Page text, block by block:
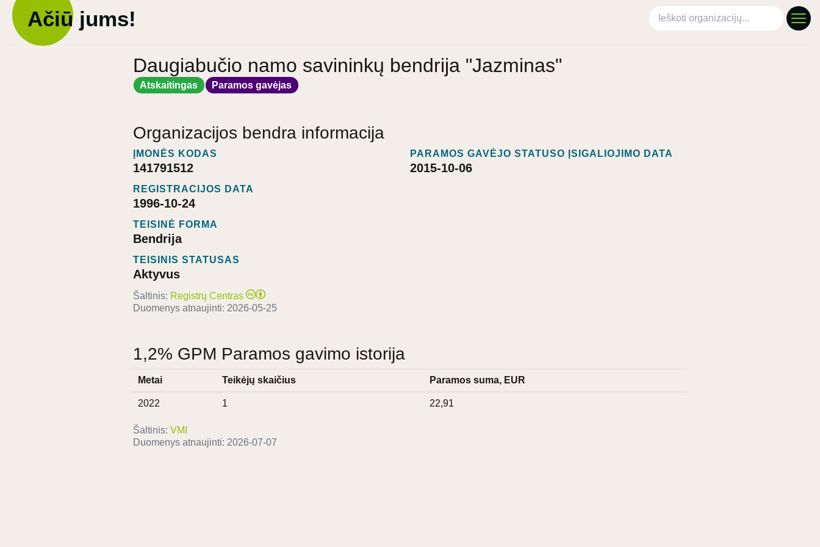
Ačiū jums! Ieškoti organizacijų
Daugiabučio namo savininkų bendrija "Jazminas"
Atskaitingas Paramos gavėjas
Organizacijos bendra informacija
ĮMONĖS KODAS
141791512
REGISTRACIJOS DATA
1996-10-24
TEISINĖ FORMA
Bendrija
TEISINIS STATUSAS
Aktyvus
PARAMOS GAVĖJO STATUSO ĮSIGALIOJIMO DATA
2015-10-06
Šaltinis: Registrų Centras
Duomenys atnaujinti: 2026-05-25
1,2% GPM Paramos gavimo istorija
Metai Teikėjų skaičius Paramos suma, EUR
2022 1 22,91
Šaltinis: VMI
Duomenys atnaujinti: 2026-07-07